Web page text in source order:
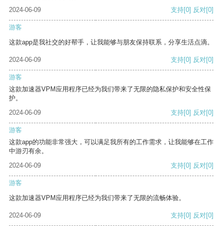
2024-06-09
支持[0] 反对[0]
游客
这款app是我社交的好帮手，让我能够与朋友保持联系，分享生活点滴。
2024-06-09 支持[0] 反对[0]
游客
这款加速器VPM应用程序已经为我们带来了无限的隐私保护和安全性保
护。
2024-06-09
支持[0] 反对[0]
游客
这款app的功能非常强大，可以满足我所有的工作需求，让我能够在工作
中游刃有余。
2024-06-09
支持[0] 反对[0]
游客
这款加速器VPM应用程序已经为我们带来了无限的流畅体验。
2024-06-09 支持[0] 反对[0]